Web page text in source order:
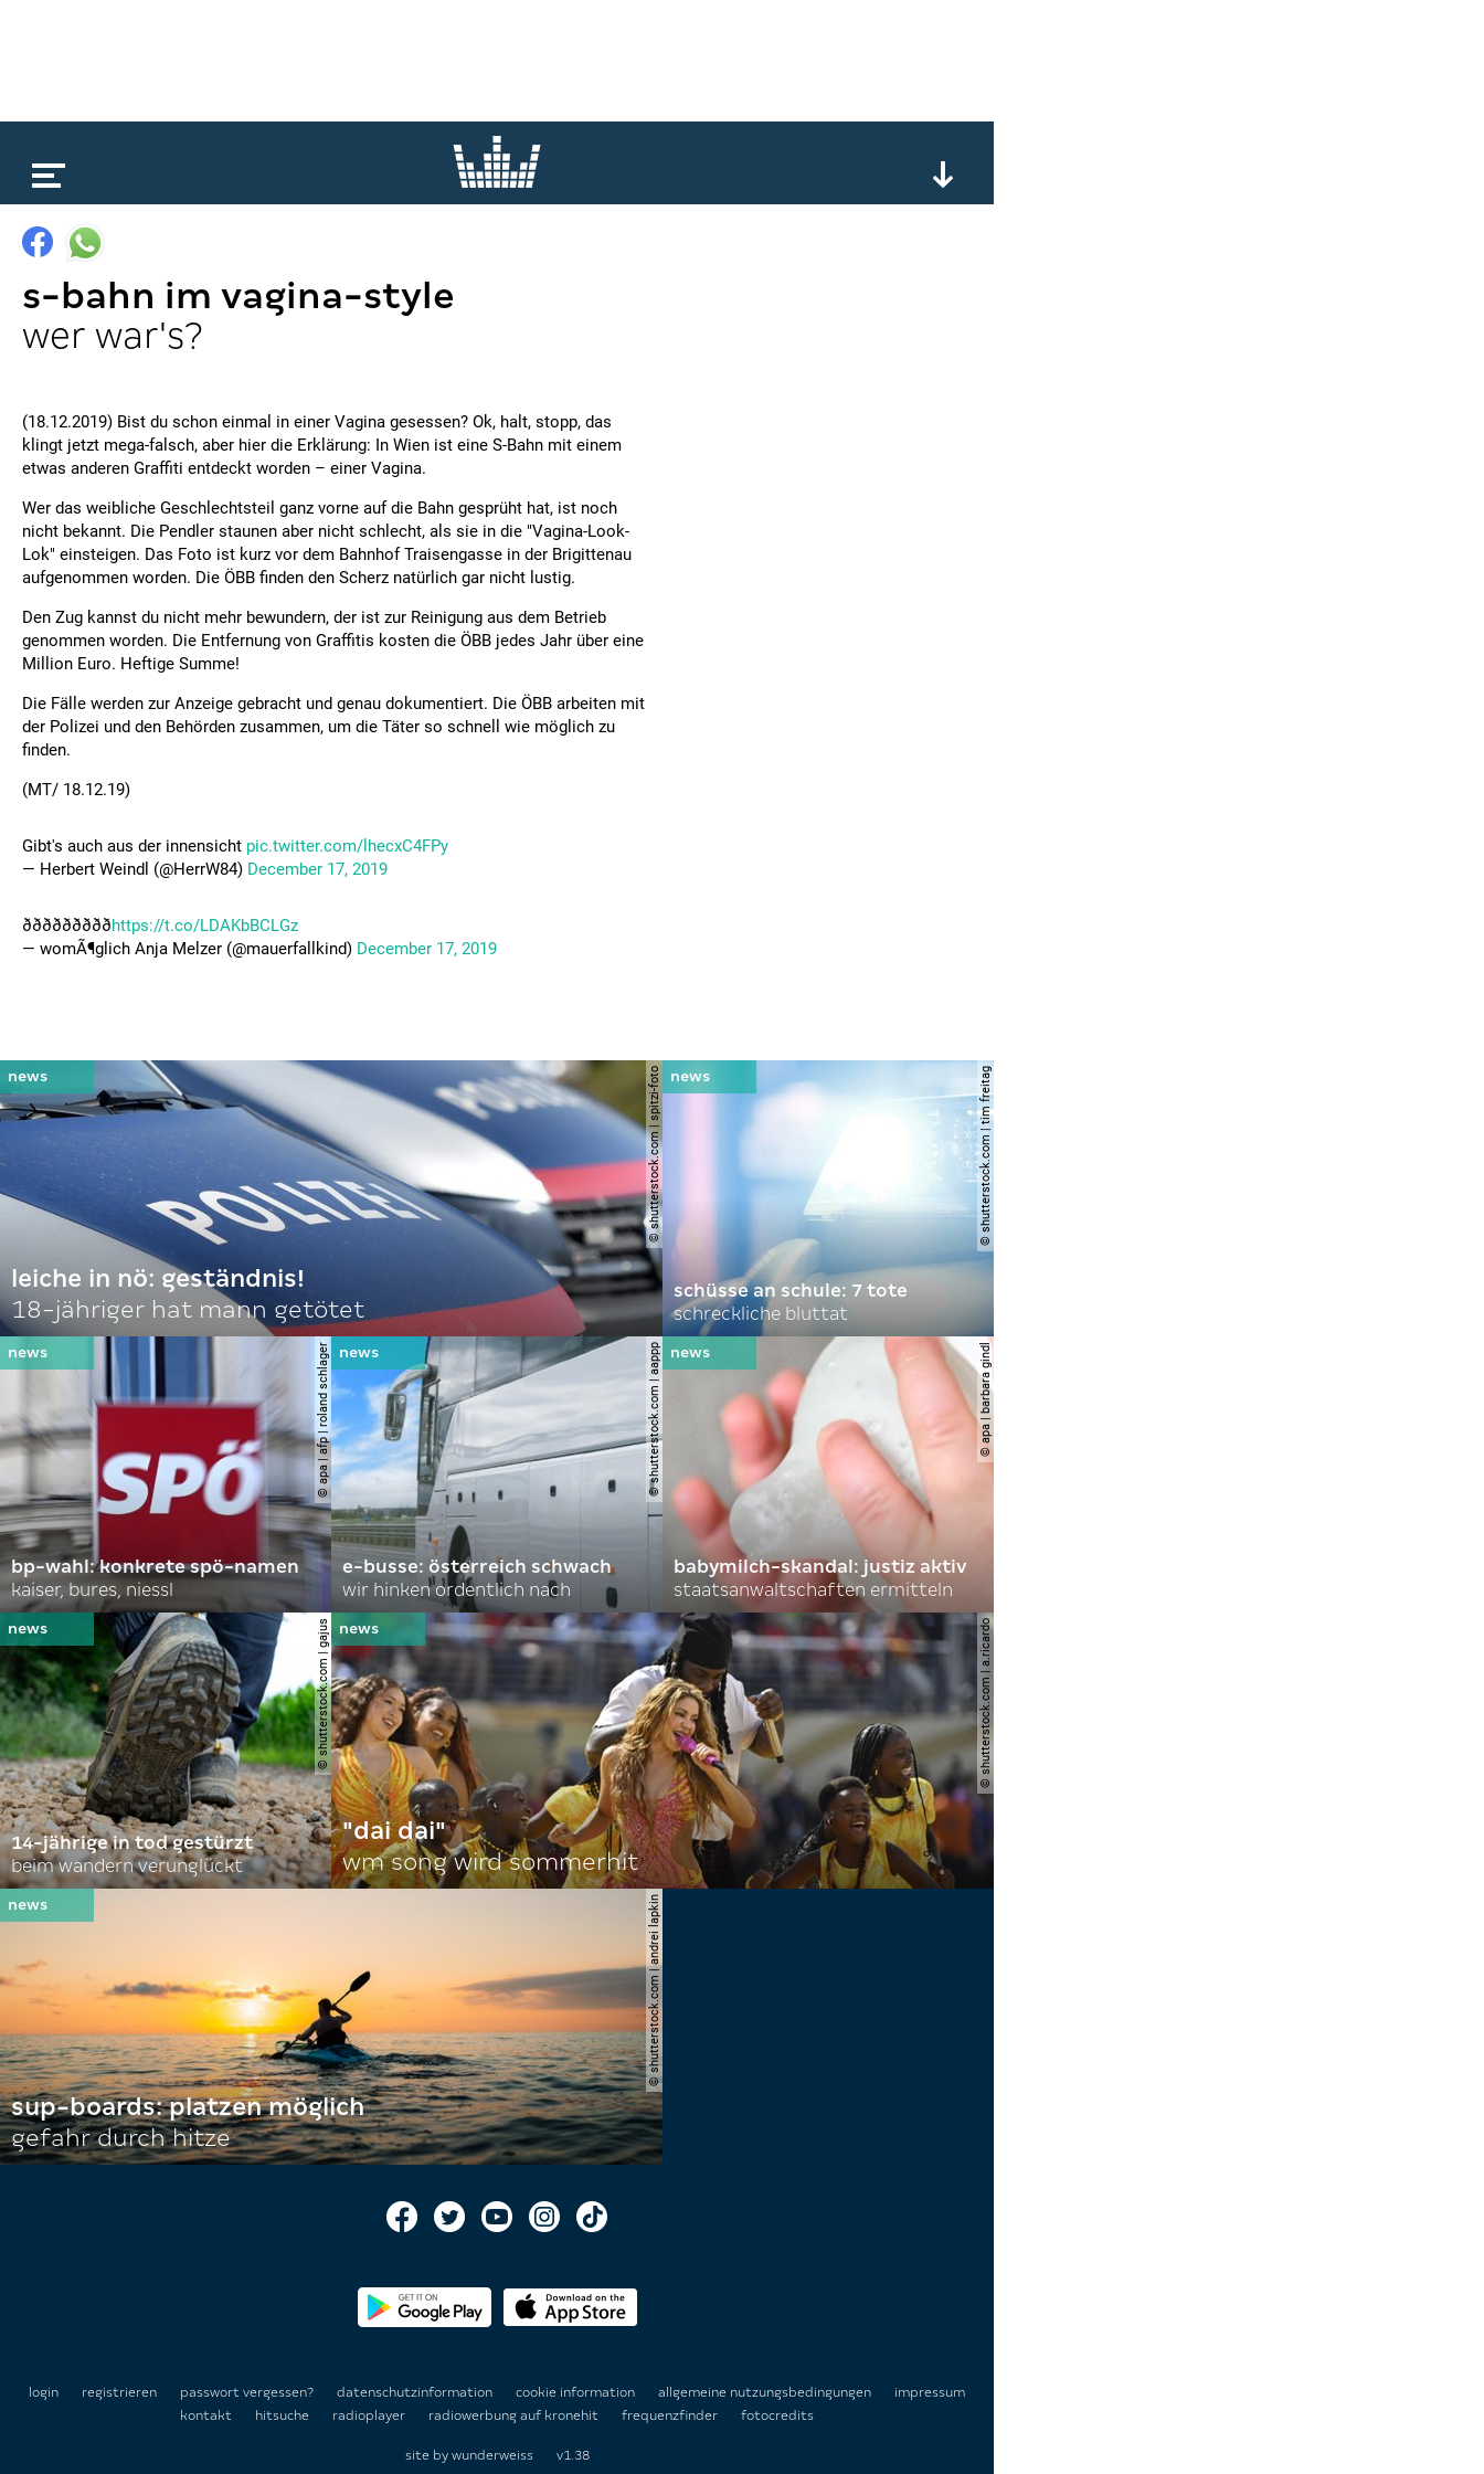
s-bahn im vagina-style
wer war's?
(18.12.2019) Bist du schon einmal in einer Vagina gesessen? Ok, halt, stopp, das
klingt jetzt mega-falsch, aber hier die Erklärung: In Wien ist eine S-Bahn mit einem
etwas anderen Graffiti entdeckt worden – einer Vagina.
Wer das weibliche Geschlechtsteil ganz vorne auf die Bahn gesprüht hat, ist noch
nicht bekannt. Die Pendler staunen aber nicht schlecht, als sie in die "Vagina-Look-
Lok" einsteigen. Das Foto ist kurz vor dem Bahnhof Traisengasse in der Brigittenau
aufgenommen worden. Die ÖBB finden den Scherz natürlich gar nicht lustig.
Den Zug kannst du nicht mehr bewundern, der ist zur Reinigung aus dem Betrieb
genommen worden. Die Entfernung von Graffitis kosten die ÖBB jedes Jahr über eine
Million Euro. Heftige Summe!
Die Fälle werden zur Anzeige gebracht und genau dokumentiert. Die ÖBB arbeiten mit
der Polizei und den Behörden zusammen, um die Täter so schnell wie möglich zu
finden.
(MT/ 18.12.19)
Gibt's auch aus der innensicht pic.twitter.com/lhecxC4FPy
— Herbert Weindl (@HerrW84) December 17, 2019
ðððððððððhttps://t.co/LDAKbBCLGz
— womÃ¶glich Anja Melzer (@mauerfallkind) December 17, 2019
© shutterstock.com | spitzi-foto
leiche in nö: geständnis!
18-jähriger hat mann getötet
© shutterstock.com | tim freitag
schüsse an schule: 7 tote
schreckliche bluttat
© apa | afp | roland schlager
bp-wahl: konkrete spö-namen
kaiser, bures, niessl
© shutterstock.com | aappp
e-busse: österreich schwach
wir hinken ordentlich nach
© apa | barbara gindl
babymilch-skandal: justiz aktiv
staatsanwaltschaften ermitteln
© shutterstock.com | gajus
14-jährige in tod gestürzt
beim wandern verunglückt
© shutterstock.com | a.ricardo
"dai dai"
wm song wird sommerhit
© shutterstock.com | andrei lapkin
sup-boards: platzen möglich
gefahr durch hitze
login registrieren passwort vergessen? datenschutzinformation cookie information allgemeine nutzungsbedingungen
impressum
kontakt
hitsuche radioplayer radiowerbung auf kronehit frequenzfinder fotocredits
site by wunderweiss v1.38